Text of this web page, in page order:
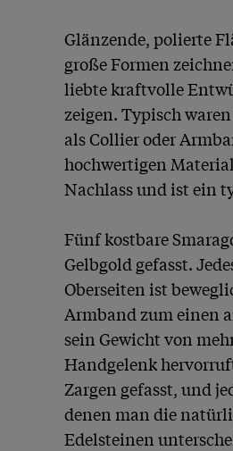
Glänzende, polierte
große Formen
liebte kraftvolle
zeigen. Typisch
als Collier oder
hochwertigen
Nachlass und ist ein
Fünf kostbare
Gelbgold gefasst.
Oberseiten ist
Armband zum einen
sein Gewicht von
Handgelenk
Zargen gefasst, und
denen man die
Edelsteinen